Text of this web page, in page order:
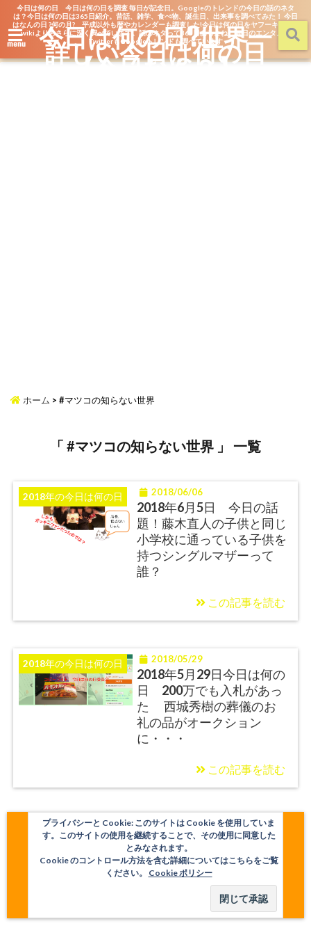
今日は何の日 今日は何の日を調査 毎日が記念日。Googleのトレンドの今日の話のネタ
は？今日は何の日は365日紹介。昔話、雑学、食べ物、誕生日、出来事を調べてみた！ 今日
はなんの日 ?何の月? 平成以外も暦やカレンダーも調査した!今日は何の日をヤフーキッズや
wikiよりもさらに深く調べています。話のネタって365日あるよね。毎日のエンタメを
TwitterもGoogleトレンドも調べています
menu 今日は何の日?世界一
詳しい今日は何の日
【今日なん？】
ホーム > #マツコの知らない世界
「 #マツコの知らない世界 」 一覧
2018年の今日は何の日 2018/06/06
2018年6月5日 今日の話
題！藤木直人の子供と同じ
小学校に通っている子供を
持つシングルマザーって
誰？
この記事を読む
2018年の今日は何の日 2018/05/29
2018年5月29日今日は何の
日 200万でも入札があっ
た 西城秀樹の葬儀のお
礼の品がオークション
に・・・
この記事を読む
プライバシーと Cookie: このサイトは Cookie を使用していま
す。このサイトの使用を継続することで、その使用に同意した
とみなされます。
Cookie のコントロール方法を含む詳細についてはこちらをご覧
ください。 Cookie ポリシー